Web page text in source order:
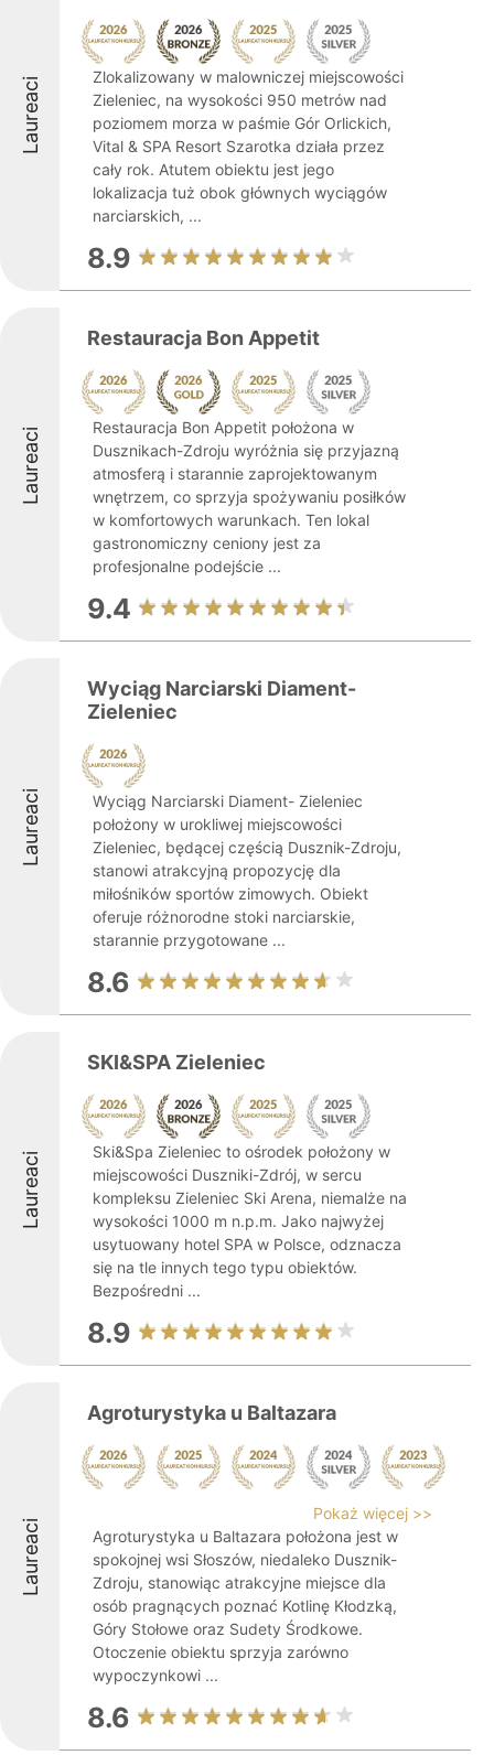
Laureaci
Zlokalizowany w malowniczej miejscowości
Zieleniec, na wysokości 950 metrów nad
poziomem morza w paśmie Gór Orlickich,
Vital & SPA Resort Szarotka działa przez
cały rok. Atutem obiektu jest jego
lokalizacja tuż obok głównych wyciągów
narciarskich, ...
8.9
Laureaci
Restauracja Bon Appetit
Restauracja Bon Appetit położona w
Dusznikach-Zdroju wyróżnia się przyjazną
atmosferą i starannie zaprojektowanym
wnętrzem, co sprzyja spożywaniu posiłków
w komfortowych warunkach. Ten lokal
gastronomiczny ceniony jest za
profesjonalne podejście ...
9.4
Laureaci
Wyciąg Narciarski Diament-
Zieleniec
Wyciąg Narciarski Diament- Zieleniec
położony w urokliwej miejscowości
Zieleniec, będącej częścią Dusznik-Zdroju,
stanowi atrakcyjną propozycję dla
miłośników sportów zimowych. Obiekt
oferuje różnorodne stoki narciarskie,
starannie przygotowane ...
8.6
Laureaci
SKI&SPA Zieleniec
Ski&Spa Zieleniec to ośrodek położony w
miejscowości Duszniki-Zdrój, w sercu
kompleksu Zieleniec Ski Arena, niemalże na
wysokości 1000 m n.p.m. Jako najwyżej
usytuowany hotel SPA w Polsce, odznacza
się na tle innych tego typu obiektów.
Bezpośredni ...
8.9
Laureaci
Agroturystyka u Baltazara
Pokaż więcej >>
Agroturystyka u Baltazara położona jest w
spokojnej wsi Słoszów, niedaleko Dusznik-
Zdroju, stanowiąc atrakcyjne miejsce dla
osób pragnących poznać Kotlinę Kłodzką,
Góry Stołowe oraz Sudety Środkowe.
Otoczenie obiektu sprzyja zarówno
wypoczynkowi ...
8.6